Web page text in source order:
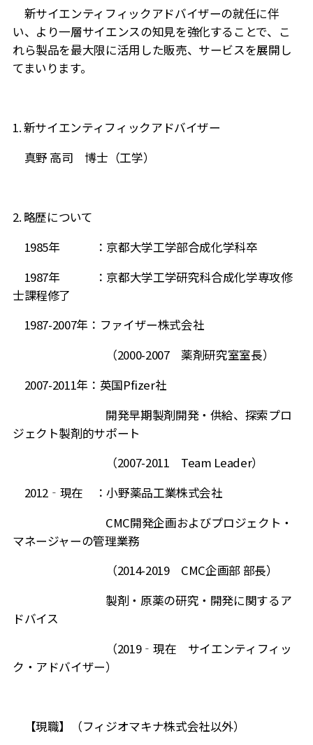
新サイエンティフィックアドバイザーの就任に伴
い、より一層サイエンスの知見を強化することで、こ
れら製品を最大限に活用した販売、サービスを展開し
てまいります。
1. 新サイエンティフィックアドバイザー
真野 高司 博士（工学）
2. 略歴について
1985年 ：京都大学工学部合成化学科卒
1987年 ：京都大学工学研究科合成化学専攻修
士課程修了
1987-2007年：ファイザー株式会社
（2000-2007薬剤研究室室長）
2007-2011年：英国Pfizer社
開発早期製剤開発・供給、探索プロ
ジェクト製剤的サポート
（2007-2011 Team Leader）
2012‐現在 ：小野薬品工業株式会社
CMC開発企画およびプロジェクト・
マネージャーの管理業務
（2014-2019 CMC企画部 部長）
製剤・原薬の研究・開発に関するア
ドバイス
（2019‐現在 サイエンティフィッ
ク・アドバイザー）
【現職】（フィジオマキナ株式会社以外）